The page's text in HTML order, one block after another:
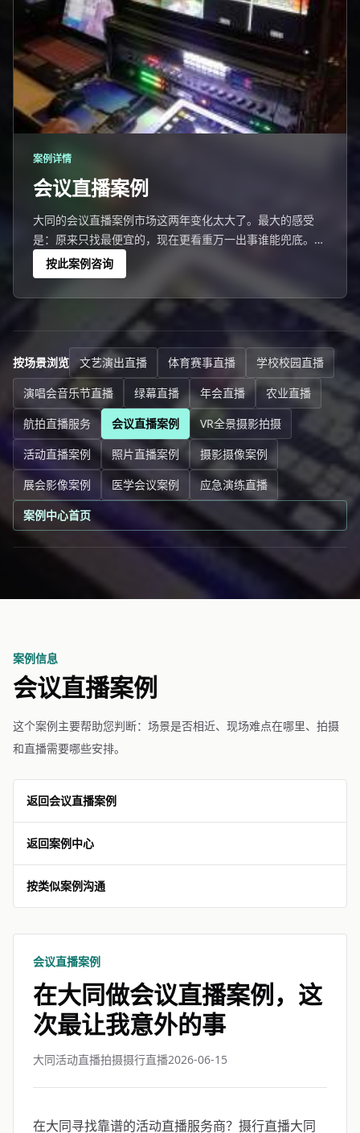
案例详情
会议直播案例
大同的会议直播案例市场这两年变化太大了。最大的感受
是：原来只找最便宜的，现在更看重万一出事谁能兜底。如
果按时间线复盘：提前6天踩点→提前2天彩排→当天提前4
小时到场架设→正式直播3小时→活动结束2小时内交快剪。
活动结束几天后，客户发了条长语音表达了感谢。大同这个
市场说大不大，说小不小——一次做得好后
按此案例咨询
按场景浏览 文艺演出直播 体育赛事直播
学校校园直播
演唱会音乐节直播
绿幕直播 年会直播
农业直播
航拍直播服务
会议直播案例
VR全景摄影拍摄
活动直播案例
照片直播案例
摄影摄像案例
展会影像案例
医学会议案例
应急演练直播
案例中心首页
案例信息
会议直播案例
这个案例主要帮助您判断：场景是否相近、现场难点在哪里、拍摄
和直播需要哪些安排。
返回会议直播案例
返回案例中心
按类似案例沟通
会议直播案例
在大同做会议直播案例，这
次最让我意外的事
大同活动直播拍摄摄行直播2026-06-15
在大同寻找靠谱的活动直播服务商？摄行直播大同